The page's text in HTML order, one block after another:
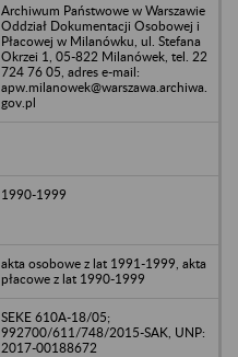
Archiwum Państwowe w Warszawie
Oddział Dokumentacji Osobowej i
Płacowej w Milanówku, ul. Stefana
Okrzei 1, 05-822 Milanówek, tel. 22
724 76 05, adres e-mail:
apw.milanowek@warszawa.archiwa.
gov.pl
1990-1999
akta osobowe z lat 1991-1999, akta
płacowe z lat 1990-1999
SEKE 610A-18/05;
992700/611/748/2015-SAK, UNP:
2017-00188672